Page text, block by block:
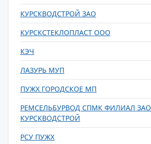
КУРСКВОДСТРОЙ ЗАО
КУРСКСТЕКЛОПЛАСТ ООО
КЭЧ
ЛАЗУРЬ МУП
ПУЖХ ГОРОДСКОЕ МП
РЕМСЕЛЬБУРВОД СПМК ФИЛИАЛ ЗАО
КУРСКВОДСТРОЙ
РСУ ПУЖХ